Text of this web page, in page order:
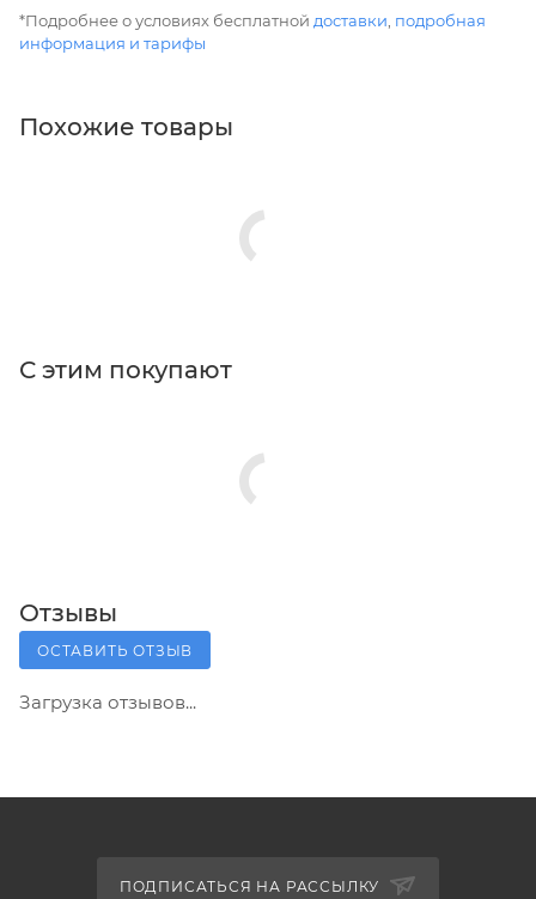
*Подробнее о условиях бесплатной доставки подробная
информация и тарифы
Похожие товары
С этим покупают
Отзывы
ОСТАВИТЬ ОТЗЫВ
Загрузка отзывов...
ПОДПИСАТЬСЯ НА РАССЫЛКУ